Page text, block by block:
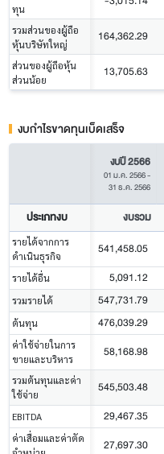
ทุน
รวมส่วนของผู้ถือ
หุ้นบริษัทใหญ่
164,362.29
ส่วนของผู้ถือหุ้น
ส่วนน้อย
13,705.63
งบกำไรขาดทุนเบ็ดเสร็จ
งบปี 2566
01 ม.ค. 2566-
31 ธ.ค. 2566
ประเภทงบ งบรวม
รายได้จากการ
ดำเนินธุรกิจ
541,458.05
รายได้อื่น 5,091.12
รวมรายได้ 547,731.79
ต้นทุน 476,039.29
ค่าใช้จ่ายในการ
ขายและบริหาร
58,168.98
รวมต้นทุนและค่า
ใช้จ่าย
545,503.48
EBITDA 29,467.35
ค่าเสื่อมและค่าตัด
27,697.30